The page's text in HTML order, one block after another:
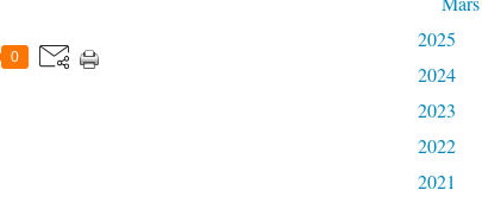
0
2025
2024
2023
2022
2021